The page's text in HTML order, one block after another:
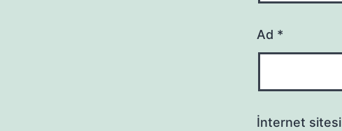
Ad *
İnternet sitesi